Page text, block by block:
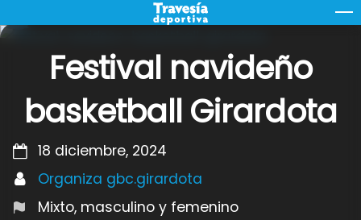
to
Festival navideño
basketball Girardota
18 diciembre, 2024
Organiza gbc.girardota
Mixto, masculino y femenino